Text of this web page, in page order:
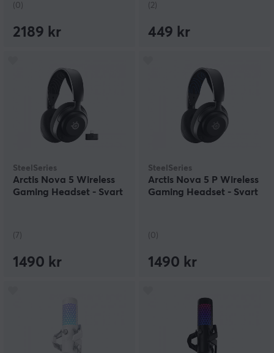
(0)
2189 kr
(2)
449 kr
SteelSeries
Arctis Nova 5 Wireless
Gaming Headset - Svart
(7)
1490 kr
SteelSeries
Arctis Nova 5 P Wireless
Gaming Headset - Svart
(0)
1490 kr